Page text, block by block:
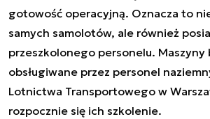
gotowość operacyjną. Oznacza to
samych samolotów, ale również
przeszkolonego personelu. Maszyny
obsługiwane przez personel
Lotnictwa Transportowego w
rozpocznie się ich szkolenie.